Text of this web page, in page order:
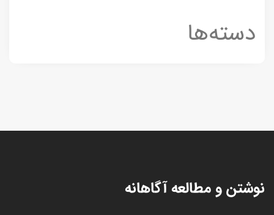
دسته‌ها
نوشتن و مطالعه آگاهانه